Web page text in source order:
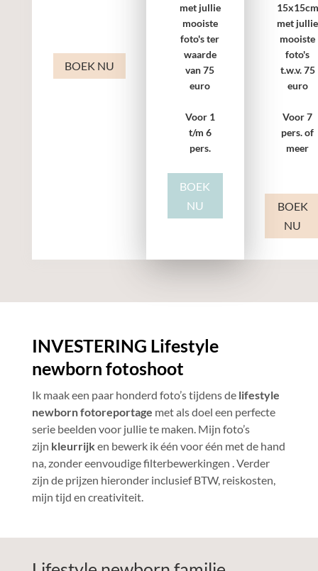
BOEK NU
met jullie
mooiste
foto's ter
waarde
van 75
euro
Voor 1
t/m 6
pers.
BOEK
NU
15x15cm
met jullie
mooiste
foto's
t.w.v. 75
euro
Voor 7
pers. of
meer
BOEK
NU
INVESTERING Lifestyle
newborn fotoshoot
Ik maak een paar honderd foto’s tijdens de lifestyle
newborn fotoreportage met als doel een perfecte
serie beelden voor jullie te maken. Mijn foto’s
zijn kleurrijken bewerk ik één voor één met de hand
na, zonder eenvoudige filterbewerkingen . Verder
zijn de prijzen hieronder inclusief BTW, reiskosten,
mijn tijd en creativiteit.